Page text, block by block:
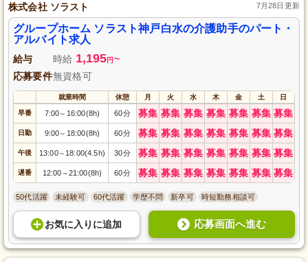
株式会社 ソラスト 7月28日更新
グループホーム ソラスト神戸白水の介護助手のパート・
アルバイト求人
給与 時給 1,195円 ~
応募要件無資格可
就業時間 休憩 月 火 水 木 金 土 日
早番 7:00～ 16:00(8h) 60分 募集 募集 募集 募集 募集 募集 募集
日勤 9:00～ 18:00(8h) 60分 募集 募集 募集 募集 募集 募集 募集
午後 13:00～ 18:00(4.5h) 30分 募集 募集 募集 募集 募集 募集 募集
遅番 12:00 ～21:00(8h) 60分 募集 募集 募集 募集 募集 募集 募集
50代活躍 未経験可 60代活躍 学歴不問 新卒可 時短勤務相談可
お気に入り に追加 応募画面へ進む